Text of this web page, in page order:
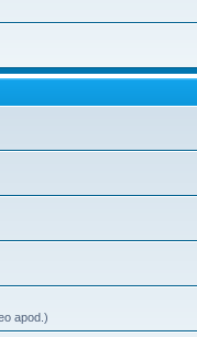
apod.)